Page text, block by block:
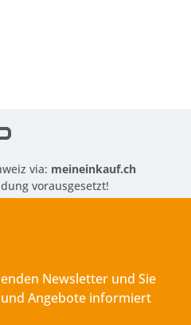
via: meineinkauf.ch
vorausgesetzt!
Newsletter und Sie
Angebote informiert